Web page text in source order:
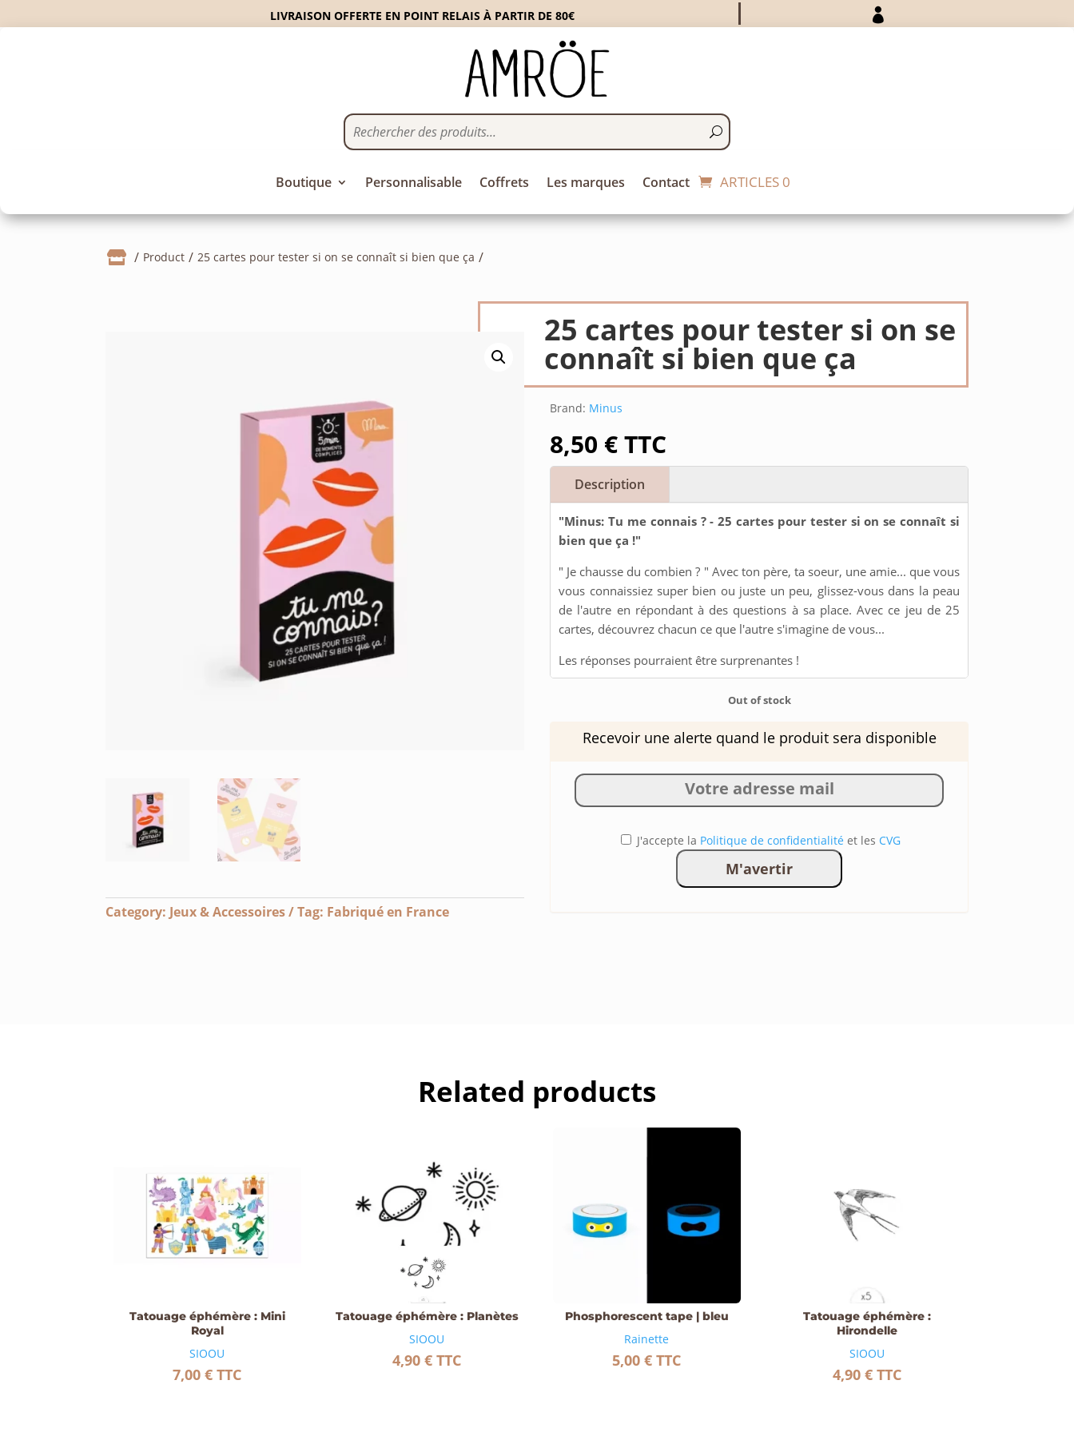
LIVRAISON OFFERTE EN POINT RELAIS À PARTIR DE 80€ 
Boutique Personnalisable Coffrets Les marques Contact ARTICLES 0
 Product 25 cartes pour tester si on se connaît si bien que ça
Category: Jeux & Accessoires Tag: Fabriqué en France
25 cartes pour tester si on se
connaît si bien que ça
Brand: Minus
8,50 €TTC
Description
"Minus: Tu me connais ? - 25 cartes pour tester si on se connaît si
bien que ça !"
" Je chausse du combien ? " Avec ton père, ta soeur, une amie... que vous
vous connaissiez super bien ou juste un peu, glissez-vous dans la peau
de l'autre en répondant à des questions à sa place. Avec ce jeu de 25
cartes, découvrez chacun ce que l'autre s'imagine de vous...
Les réponses pourraient être surprenantes !
Out of stock
Recevoir une alerte quand le produit sera disponible
J'accepte la Politique de confidentialité et les CVG
Related products
Tatouage éphémère : Mini
Royal
SIOOU
7,00€ TTC
Tatouage éphémère : Planètes
SIOOU
4,90€ TTC
Phosphorescent tape | bleu
Rainette
5,00€ TTC
Tatouage éphémère :
Hirondelle
SIOOU
4,90 € TTC